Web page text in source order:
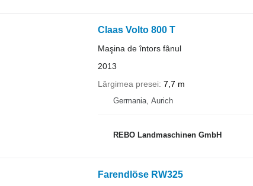
Claas Volto 800 T
Maşina de întors fânul
2013
Lărgimea presei 7,7 m
Germania, Aurich
REBO Landmaschinen GmbH
Farendlöse RW325